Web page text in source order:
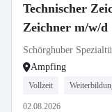
Technischer
Zeichner m/w/d
Schörghuber
Ampfing
Vollzeit
02.08.2026